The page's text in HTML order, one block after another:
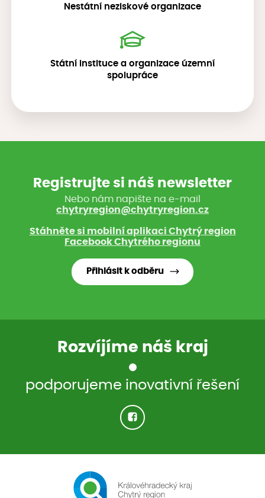
Nestátní neziskové organizace
Státní instituce a organizace územní
spolupráce
Registrujte si náš newsletter
Nebo nám napište na e-mail
chytryregion@chytryregion.cz
Stáhněte si mobilní aplikaci Chytrý region
Facebook Chytrého regionu
Přihlásit k odběru
Rozvíjíme náš kraj
podporujeme inovativní řešení